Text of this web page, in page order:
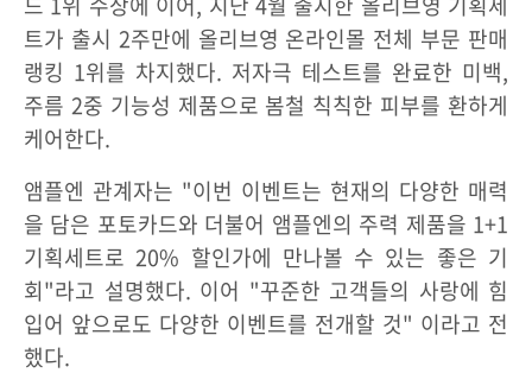
트가 출시 2주만에 올리브영 온라인몰 전체 부문 판매
랭킹 1위를 차지했다. 저자극 테스트를 완료한 미백,
주름 2중 기능성 제품으로 봄철 칙칙한 피부를 환하게
케어한다.
앰플엔 관계자는 "이번 이벤트는 현재의 다양한 매력
을 담은 포토카드와 더불어 앰플엔의 주력 제품을 1+1
기획세트로 20% 할인가에 만나볼 수 있는 좋은 기
회"라고 설명했다. 이어 "꾸준한 고객들의 사랑에 힘
입어 앞으로도 다양한 이벤트를 전개할 것" 이라고 전
했다.